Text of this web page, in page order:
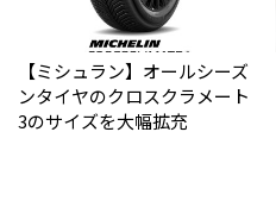
【ミシュラン】オールシーズ
ンタイヤのクロスクラメート
3のサイズを大幅拡充